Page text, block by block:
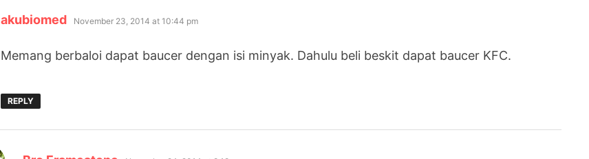
akubiomed says:
November 23, 2014 at 10:44 pm
Memang berbaloi dapat baucer dengan isi minyak. Dahulu beli beskit dapat baucer KFC.
REPLY